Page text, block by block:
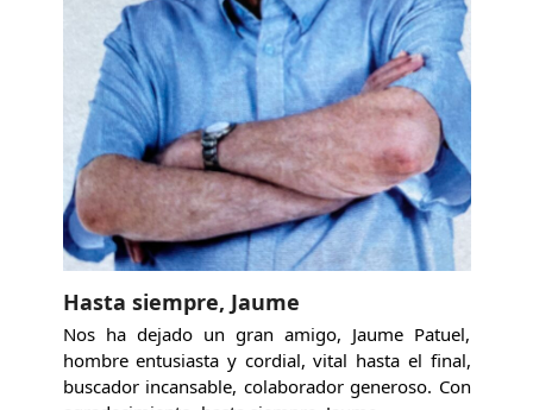
Hasta siempre, Jaume
Nos ha dejado un gran amigo, Jaume Patuel,
hombre entusiasta y cordial, vital hasta el final,
buscador incansable, colaborador generoso. Con